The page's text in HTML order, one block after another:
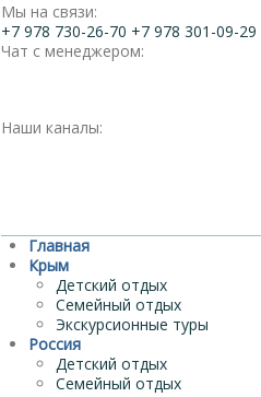
Мы на связи:
+7 978 730-26-70 +7 978 301-09-29
Чат с менеджером:
Наши каналы:
Главная
Крым
Детский отдых
Семейный отдых
Экскурсионные туры
Россия
Детский отдых
Семейный отдых